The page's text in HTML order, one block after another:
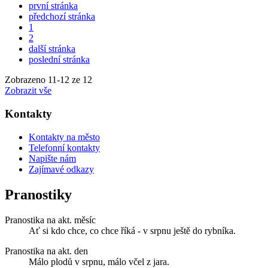
první stránka
předchozí stránka
1
2
další stránka
poslední stránka
Zobrazeno 11-12 ze 12
Zobrazit vše
Kontakty
Kontakty na město
Telefonní kontakty
Napište nám
Zajímavé odkazy
Pranostiky
Pranostika na akt. měsíc
Ať si kdo chce, co chce říká - v srpnu ještě do rybníka.
Pranostika na akt. den
Málo plodů v srpnu, málo včel z jara.